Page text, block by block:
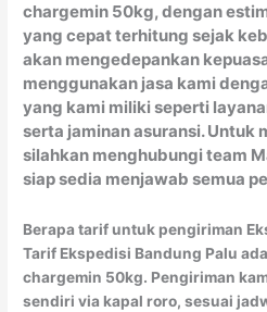
chargemin 50kg, dengan
yang cepat terhitung sejak
akan mengedepankan
menggunakan jasa kami
yang kami miliki seperti
serta jaminan asuransi. Untuk
silahkan menghubungi team
siap sedia menjawab semua
Berapa tarif untuk pengiriman
Tarif Ekspedisi Bandung Palu
chargemin 50kg. Pengiriman
sendiri via kapal roro, sesuai